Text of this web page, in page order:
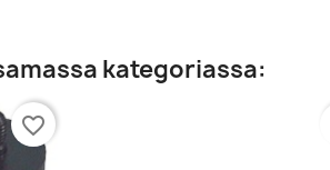
kategoriassa:
favorite_border